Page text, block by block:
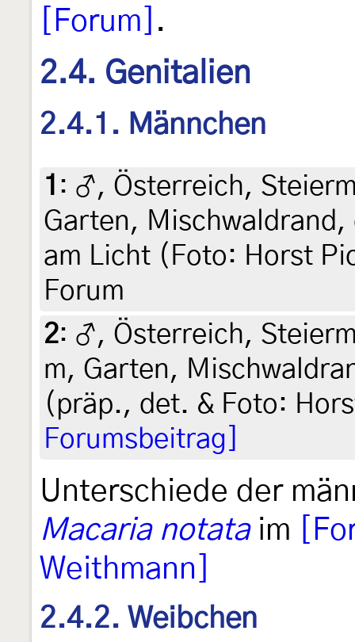
[Forum] .
2.4. Genitalien
2.4.1. Männchen
1 : ♂, Österreich,
Garten, Mischwaldrand,
am Licht (Foto: Horst
Forum
2: ♂, Österreich,
m, Garten,
(präp., det. & Foto:
Forumsbeitrag]
Unterschiede der
Macaria notataim
Weithmann]
2.4.2. Weibchen